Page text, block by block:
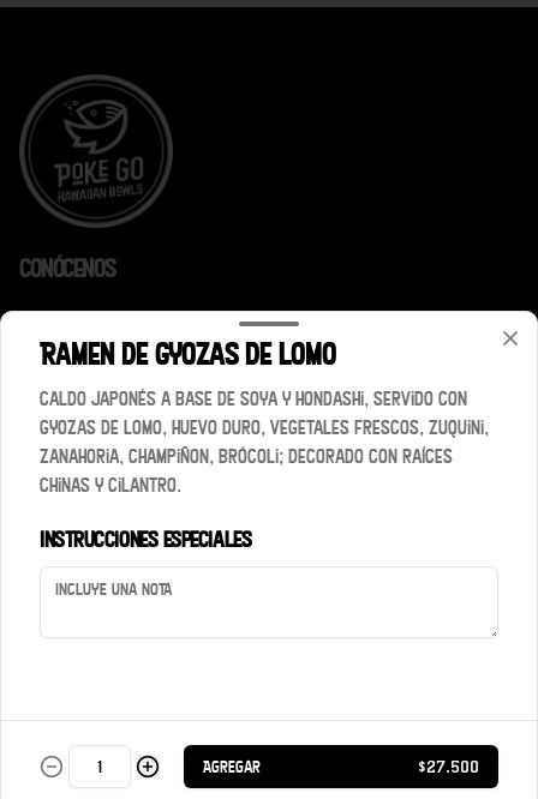
Conócenos
Términos y condiciones
Política de privacidad
Redes sociales
Instagram
Iniciar sesión
Ramen de gyozas de lomo
Caldo japonés a base de soya y hondashi, servido con
gyozas de lomo, huevo duro, vegetales frescos, zuquini,
zanahoria, champiñon, brócoli; decorado con raíces
chinas y cilantro.
Instrucciones especiales
Agregar $27.500